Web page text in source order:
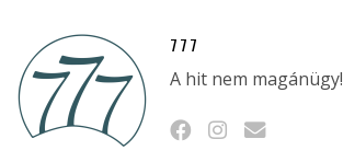
777
A hit nem magánügy!